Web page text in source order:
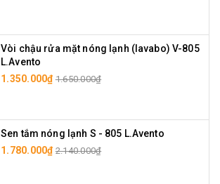
Vòi chậu rửa mặt nóng lạnh (lavabo) V-805
L.Avento
1.350.000₫ 1.650.000₫
Sen tắm nóng lạnh S - 805 L.Avento
1.780.000₫ 2.140.000₫